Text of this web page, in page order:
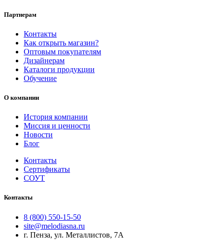
Партнерам
Контакты
Как открыть магазин?
Оптовым покупателям
Дизайнерам
Каталоги продукции
Обучение
О компании
История компании
Миссия и ценности
Новости
Блог
Контакты
Сертификаты
СОУТ
Контакты
8 (800) 550-15-50
site@melodiasna.ru
г. Пенза, ул. Металлистов, 7А